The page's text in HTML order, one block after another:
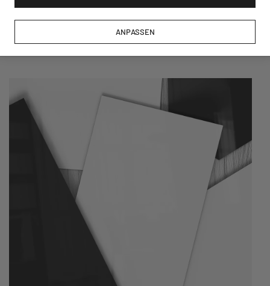
Hinweis: Auf den Glasmagnettafeln haften nur starke Neodym-
ANPASSEN